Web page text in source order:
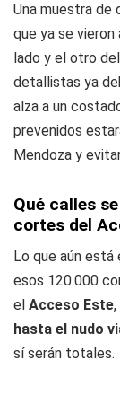
Una muestra de
que ya se
lado y el otro del
detallistas ya
alza a un
prevenidos
Mendoza y
Qué calles
cortes del
Lo que aún está
esos 120.000
el Acceso Este
hasta el nudo
sí serán totales.